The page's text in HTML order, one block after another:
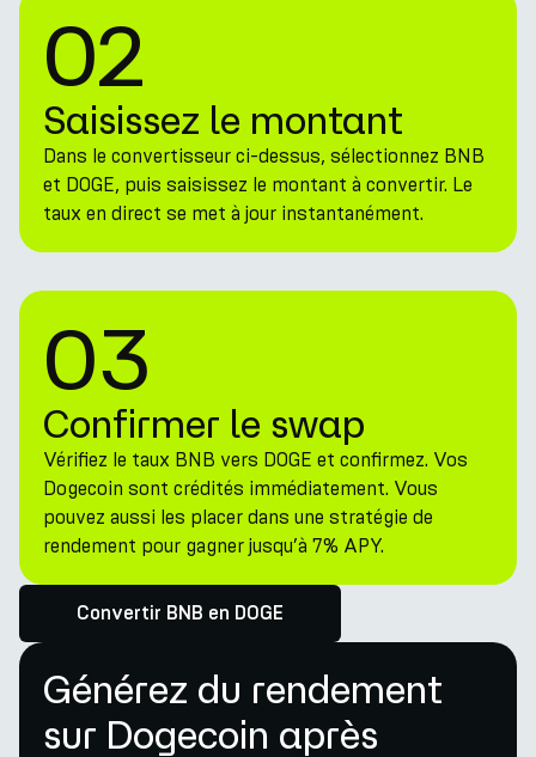
02
Saisissez le montant
Dans le convertisseur ci-dessus, sélectionnez BNB
et DOGE, puis saisissez le montant à convertir. Le
taux en direct se met à jour instantanément.
03
Confirmer le swap
Vérifiez le taux BNB vers DOGE et confirmez. Vos
Dogecoin sont crédités immédiatement. Vous
pouvez aussi les placer dans une stratégie de
rendement pour gagner jusqu’à 7% APY.
Convertir BNB en DOGE
Générez du rendement
sur Dogecoin après